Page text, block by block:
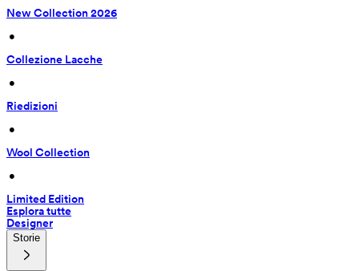
New Collection 2026
•
Collezione Lacche
•
Riedizioni
•
Wool Collection
•
Limited Edition
Esplora tutte
Designer
Storie